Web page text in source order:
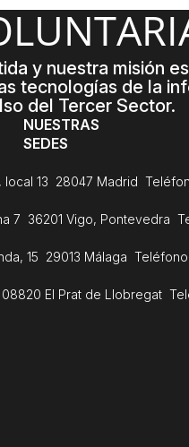
y nuestra misión
tecnologías de la
del Tercer Sector.
NUESTRAS
SEDES
local 13 28047 Madrid
7 36201 Vigo, Pontevedra
15 29013 Málaga
El Prat de Llobregat